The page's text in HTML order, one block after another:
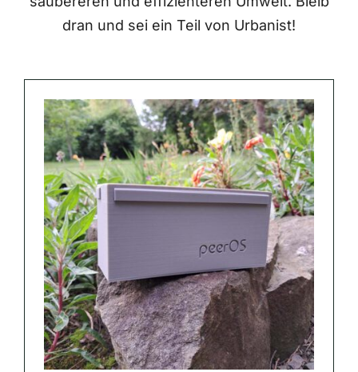
dran und sei ein Teil von Urbanist!